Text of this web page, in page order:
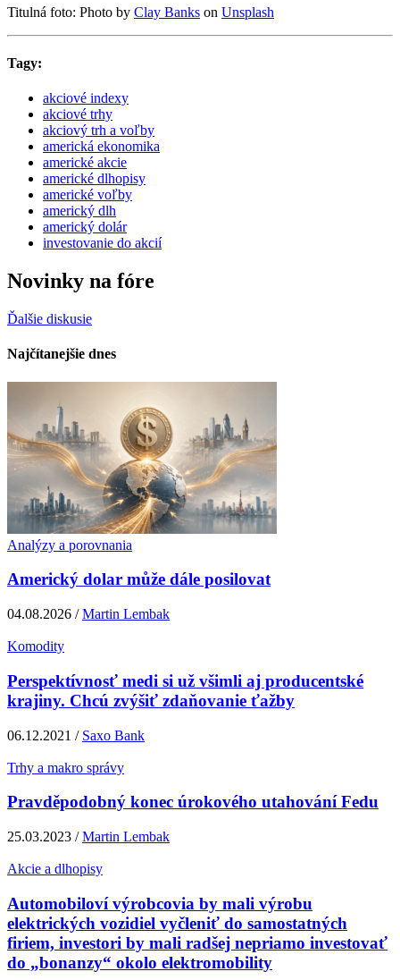
Titulná foto: Photo by Clay Banks on Unsplash
Tagy:
akciové indexy
akciové trhy
akciový trh a voľby
americká ekonomika
americké akcie
americké dlhopisy
americké voľby
americký dlh
americký dolár
investovanie do akcií
Novinky na fóre
Ďalšie diskusie
Najčítanejšie dnes
Analýzy a porovnania
Americký dolar může dále posilovat
04.08.2026 /Martin Lembak
Komodity
Perspektívnosť medi si už všimli aj producentské
krajiny. Chcú zvýšiť zdaňovanie ťažby
06.12.2021 / Saxo Bank
Trhy a makro správy
Pravděpodobný konec úrokového utahování Fedu
25.03.2023 /Martin Lembak
Akcie a dlhopisy
Automobiloví výrobcovia by mali výrobu
elektrických vozidiel vyčleniť do samostatných
firiem, investori by mali radšej nepriamo investovať
do „bonanzy“ okolo elektromobility